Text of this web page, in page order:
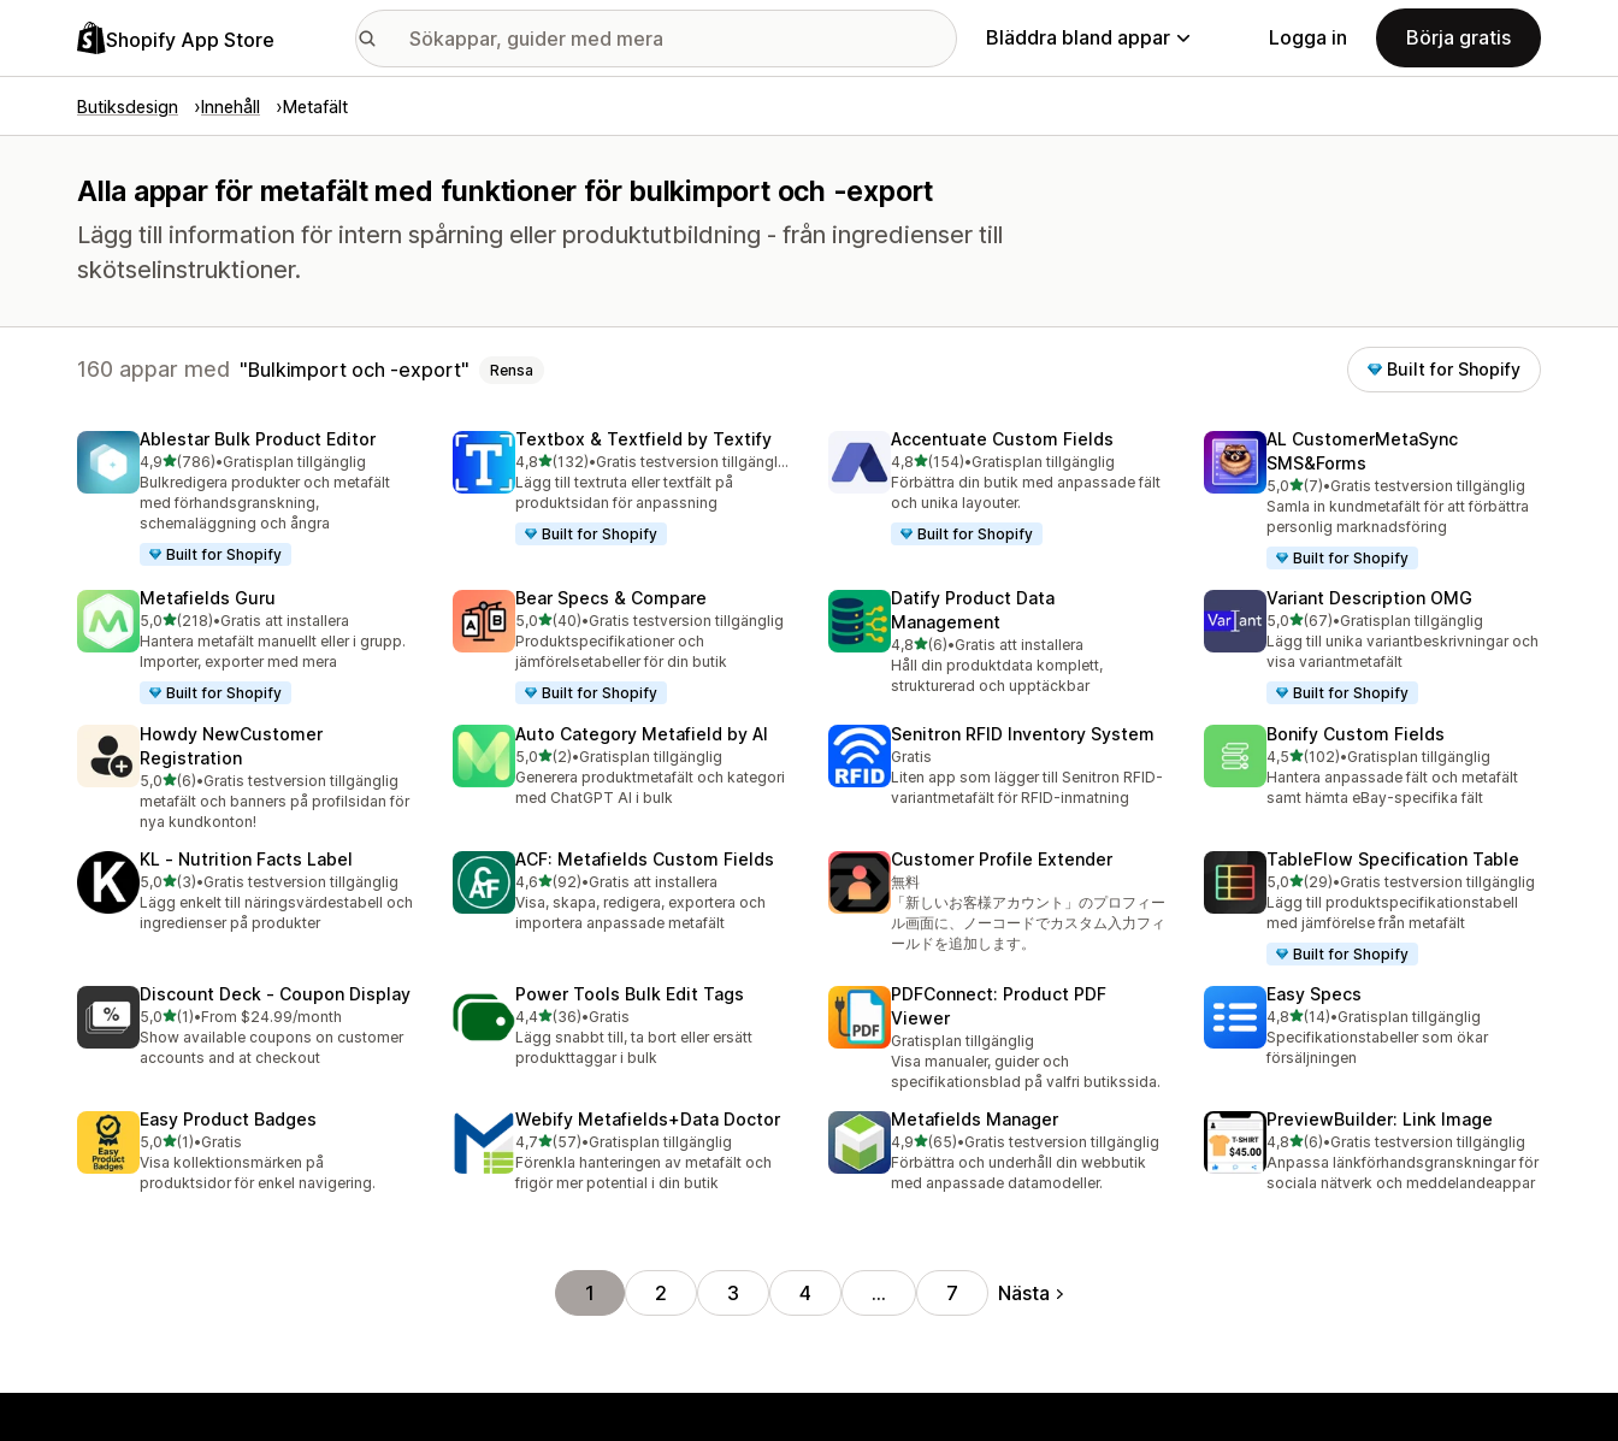
Shopify App Store Bläddra bland appar Logga in Börja gratis
Butiksdesign Innehåll Metafält
Alla appar för metafält med funktioner för bulkimport och -export
Lägg till information för intern spårning eller produktutbildning - från ingredienser till
skötselinstruktioner.
160 appar med Bulkimport och -export Rensa Built for Shopify
Ablestar Bulk Product Editor
4,9av 5 stjärnor
(786)
786 recensioner totalt
•Gratisplan tillgänglig
Bulkredigera produkter och metafält
med förhandsgranskning,
schemaläggning och ångra
Built for Shopify
Textbox & Textfield by Textify
4,8av 5 stjärnor
(132)
132 recensioner totalt
•
Gratis testversion tillgänglig
Lägg till textruta eller textfält på
produktsidan för anpassning
Built for Shopify
Accentuate Custom Fields
4,8av 5 stjärnor
(154)
154 recensioner totalt
•Gratisplan tillgänglig
Förbättra din butik med anpassade fält
och unika layouter.
Built for Shopify
AL CustomerMetaSync
SMS&Forms
5,0av 5 stjärnor
(7)
7 recensioner totalt
•Gratis testversion tillgänglig
Samla in kundmetafält för att förbättra
personlig marknadsföring
Built for Shopify
Metafields Guru
5,0av 5 stjärnor
(218)
218 recensioner totalt
•Gratis att installera
Hantera metafält manuellt eller i grupp.
Importer, exporter med mera
Built for Shopify
Bear Specs & Compare
5,0av 5 stjärnor
(40)
40 recensioner totalt
•Gratis testversion tillgänglig
Produktspecifikationer och
jämförelsetabeller för din butik
Built for Shopify
Datify Product Data
Management
4,8av 5 stjärnor
(6)
6 recensioner totalt
•Gratis att installera
Håll din produktdata komplett,
strukturerad och upptäckbar
Variant Description OMG
5,0av 5 stjärnor
(67)
67 recensioner totalt
•Gratisplan tillgänglig
Lägg till unika variantbeskrivningar och
visa variantmetafält
Built for Shopify
Howdy NewCustomer
Registration
5,0av 5 stjärnor
(6)
6 recensioner totalt
•Gratis testversion tillgänglig
metafält och banners på profilsidan för
nya kundkonton!
Auto Category Metafield by AI
5,0av 5 stjärnor
(2)
2 recensioner totalt
•Gratisplan tillgänglig
Generera produktmetafält och kategori
med ChatGPT AI i bulk
Senitron RFID Inventory System
Gratis
Liten app som lägger till Senitron RFID-
variantmetafält för RFID-inmatning
Bonify Custom Fields
4,5av 5 stjärnor
(102)
102 recensioner totalt
•Gratisplan tillgänglig
Hantera anpassade fält och metafält
samt hämta eBay-specifika fält
KL ‑ Nutrition Facts Label
5,0av 5 stjärnor
(3)
3 recensioner totalt
•Gratis testversion tillgänglig
Lägg enkelt till näringsvärdestabell och
ingredienser på produkter
ACF: Metafields Custom Fields
4,6av 5 stjärnor
(92)
92 recensioner totalt
•Gratis att installera
Visa, skapa, redigera, exportera och
importera anpassade metafält
Customer Profile Extender
無料
「新しいお客様アカウント」のプロフィー
ル画面に、ノーコードでカスタム入力フィ
ールドを追加します。
TableFlow Specification Table
5,0av 5 stjärnor
(29)
29 recensioner totalt
•Gratis testversion tillgänglig
Lägg till produktspecifikationstabell
med jämförelse från metafält
Built for Shopify
Discount Deck ‑ Coupon Display
5,0av 5 stjärnor
(1)
1 recensioner totalt
•From $24.99/month
Show available coupons on customer
accounts and at checkout
Power Tools Bulk Edit Tags
4,4av 5 stjärnor
(36)
36 recensioner totalt
•Gratis
Lägg snabbt till, ta bort eller ersätt
produkttaggar i bulk
PDFConnect: Product PDF
Viewer
Gratisplan tillgänglig
Visa manualer, guider och
specifikationsblad på valfri butikssida.
Easy Specs
4,8av 5 stjärnor
(14)
14 recensioner totalt
•Gratisplan tillgänglig
Specifikationstabeller som ökar
försäljningen
Easy Product Badges
5,0av 5 stjärnor
(1)
1 recensioner totalt
•Gratis
Visa kollektionsmärken på
produktsidor för enkel navigering.
Webify Metafields+Data Doctor
4,7av 5 stjärnor
(57)
57 recensioner totalt
•Gratisplan tillgänglig
Förenkla hanteringen av metafält och
frigör mer potential i din butik
Metafields Manager
4,9av 5 stjärnor
(65)
65 recensioner totalt
•Gratis testversion tillgänglig
Förbättra och underhåll din webbutik
med anpassade datamodeller.
PreviewBuilder: Link Image
4,8av 5 stjärnor
(6)
6 recensioner totalt
•Gratis testversion tillgänglig
Anpassa länkförhandsgranskningar för
sociala nätverk och meddelandeappar
1 2 3 4 … 7 Nästa